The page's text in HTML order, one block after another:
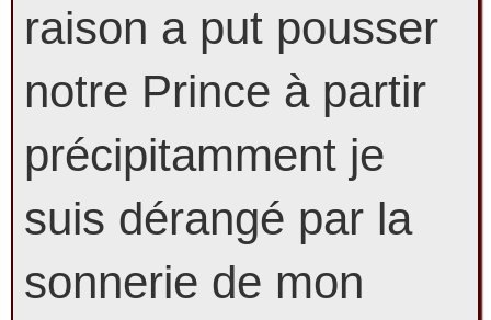
raison a put pousser
notre Prince à partir
précipitamment je
suis dérangé par la
sonnerie de mon